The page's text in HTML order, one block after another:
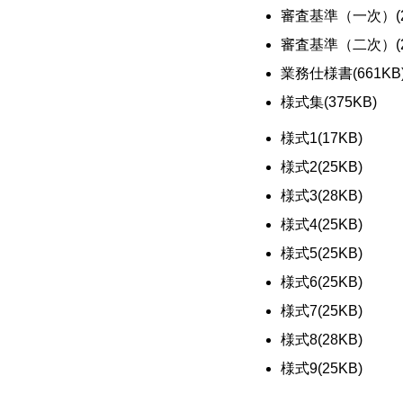
審査基準（一次）
審査基準（二次）
業務仕様書
様式集(375KB)
様式1(17KB)
様式2(25KB)
様式3(28KB)
様式4(25KB)
様式5(25KB)
様式6(25KB)
様式7(25KB)
様式8(28KB)
様式9(25KB)